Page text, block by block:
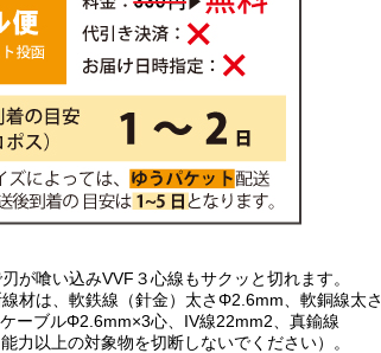
が喰い込みVVF３心線もサクッと切れます。
線材は、軟鉄線（針金）太さΦ2.6mm、軟銅線太さ
ーブルΦ2.6mm×3心、IV線22mm2、真鍮線
力以上の対象物を切断しないでください）。